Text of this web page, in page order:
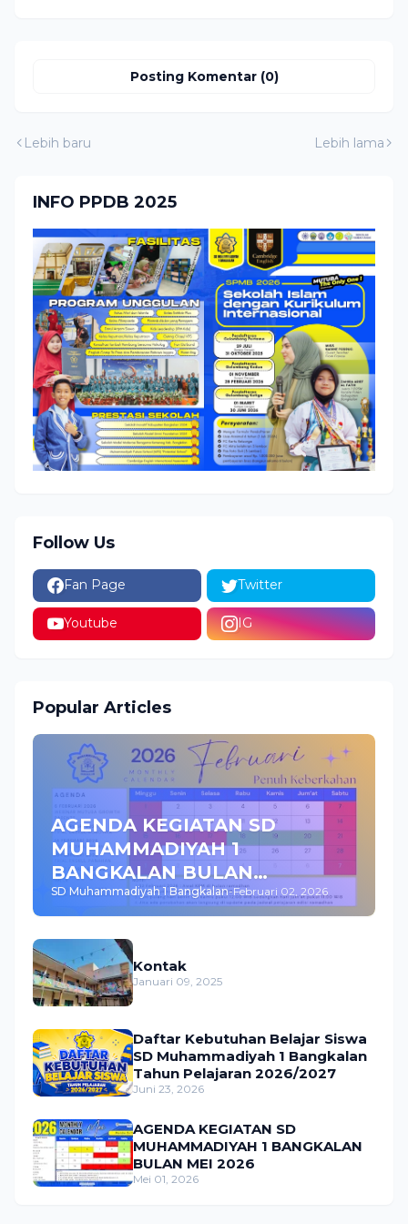
Posting Komentar (0)
Lebih baru Lebih lama
INFO PPDB 2025
Follow Us
Fan Page Twitter
Youtube IG
Popular Articles
AGENDA KEGIATAN SD
MUHAMMADIYAH 1
BANGKALAN BULAN
FEBRUARI 2026
SD Muhammadiyah 1 Bangkalan-Februari 02, 2026
Kontak
Januari 09, 2025
Daftar Kebutuhan Belajar Siswa
SD Muhammadiyah 1 Bangkalan
Tahun Pelajaran 2026/2027
Juni 23, 2026
AGENDA KEGIATAN SD
MUHAMMADIYAH 1 BANGKALAN
BULAN MEI 2026
Mei 01, 2026